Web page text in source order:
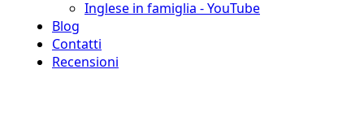
Inglese in famiglia - YouTube
Blog
Contatti
Recensioni